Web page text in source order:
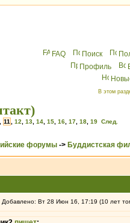
FAQ Поиск
Профиль
В этом
11 12 13 14 15 16 17 18 19 След.
форумы -> Буддистская
Добавлено: Вт 28 Июн 16, 17:19 (10 лет